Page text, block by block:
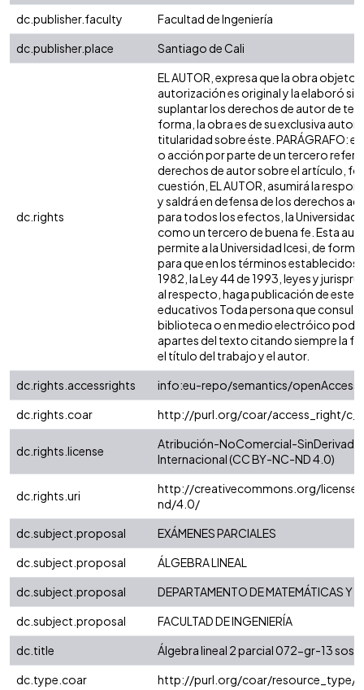
dc.publisher.faculty
Facultad de Ingeniería
dc.publisher.place
Santiago de Cali
dc.rights
EL AUTOR, expresa que la obra objeto
autorización es original y la elaboró
suplantar los derechos de autor de
forma, la obra es de su exclusiva
titularidad sobre éste. PARÁGRAFO:
o acción por parte de un tercero
derechos de autor sobre el artículo,
cuestión, EL AUTOR, asumirá la
y saldrá en defensa de los derechos
para todos los efectos, la Universidad
como un tercero de buena fe. Esta
permite a la Universidad Icesi, de
para que en los términos establecidos
1982, la Ley 44 de 1993, leyes y
al respecto, haga publicación de este
educativos Toda persona que consulte
biblioteca o en medio electróico
apartes del texto citando siempre la
el título del trabajo y el autor.
dc.rights.accessrights
info:eu-repo/semantics/openAccess
dc.rights.coar
http://purl.org/coar/access_right/
dc.rights.license
Atribución-NoComercial-
Internacional (CC BY-NC-ND 4.0)
dc.rights.uri
http://creativecommons.org/
nd/4.0/
dc.subject.proposal
EXÁMENES PARCIALES
dc.subject.proposal
ÁLGEBRA LINEAL
dc.subject.proposal
DEPARTAMENTO DE MATEMÁTICAS Y
dc.subject.proposal
FACULTAD DE INGENIERÍA
dc.title
Álgebra lineal 2 parcial 072-gr-13 sosa
dc.type.coar
http://purl.org/coar/resource_type/